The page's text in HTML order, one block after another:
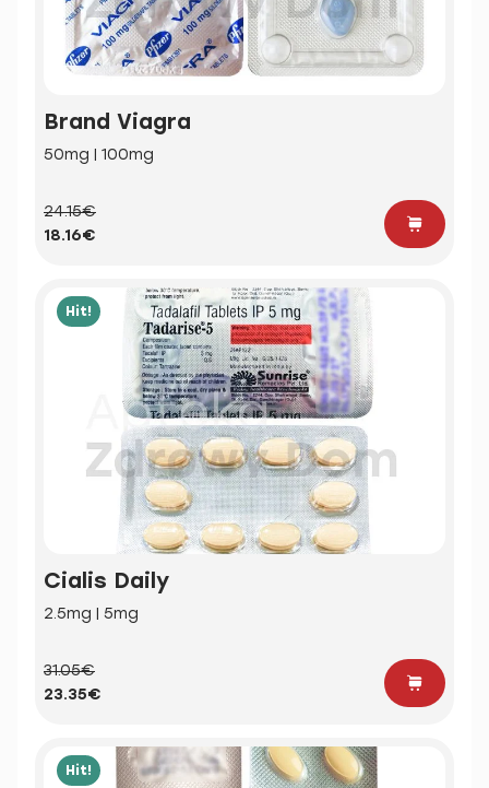
Brand Viagra
50mg | 100mg
24.15€
18.16€
Hit!
Cialis Daily
2.5mg | 5mg
31.05€
23.35€
Hit!